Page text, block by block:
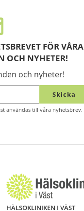
FÖR VÅRA
OCH NYHETER!
och nyheter!
Skicka
användas till våra nyhetsbrev.
HÄLSOKLINIKEN I VÄST